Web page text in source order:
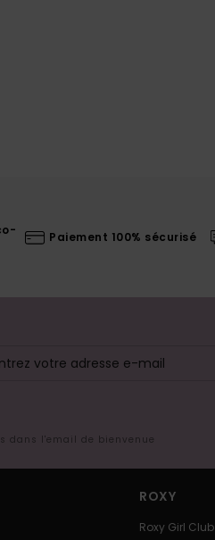
Paiement 100% sécurisé
dans l'email de bienvenue
ROXY
Roxy Girl Club